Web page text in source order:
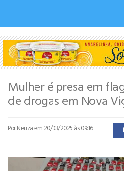
Mulher é presa em
de drogas em Nova
Por Neuzaem 20/03/2025 às 09:16